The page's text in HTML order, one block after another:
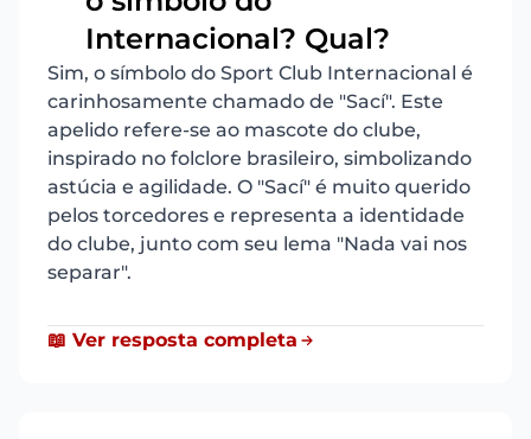
Internacional? Qual?
Sim, o símbolo do Sport Club Internacional é
carinhosamente chamado de "Sací". Este
apelido refere-se ao mascote do clube,
inspirado no folclore brasileiro, simbolizando
astúcia e agilidade. O "Sací" é muito querido
pelos torcedores e representa a identidade
do clube, junto com seu lema "Nada vai nos
separar".
📖 Ver resposta completa